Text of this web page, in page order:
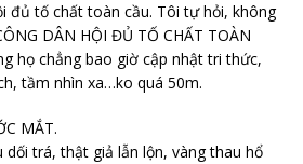
đủ tố chất toàn cầu. Tôi tự hỏi, không
DÂN HỘI ĐỦ TỐ CHẤT TOÀN
họ chẳng bao giờ cập nhật tri thức,
tầm nhìn xa…ko quá 50m.
MẮT.
dối trá, thật giả lẫn lộn, vàng thau hổ